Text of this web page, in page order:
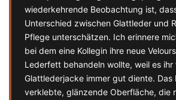
wiederkehrende Beobachtung ist,
Unterschied zwischen Glattleder und
Pflege unterschätzen. Ich erinnere
bei dem eine Kollegin ihre neue
Lederfett behandeln wollte, weil es ihr
Glattlederjacke immer gut diente. Das
verklebte, glänzende Oberfläche, die